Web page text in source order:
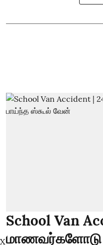
School Van
மாணவர்களோடு
X